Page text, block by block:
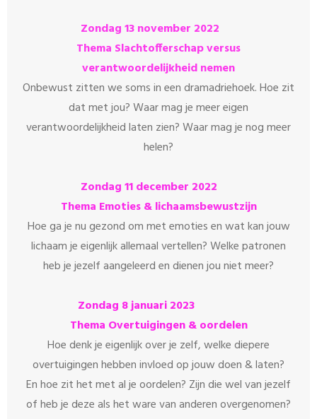
Zondag 13 november 2022
Thema Slachtofferschap versus
verantwoordelijkheid nemen
Onbewust zitten we soms in een dramadriehoek. Hoe zit
dat met jou? Waar mag je meer eigen
verantwoordelijkheid laten zien? Waar mag je nog meer
helen?
Zondag 11 december 2022
Thema Emoties & lichaamsbewustzijn
Hoe ga je nu gezond om met emoties en wat kan jouw
lichaam je eigenlijk allemaal vertellen? Welke patronen
heb je jezelf aangeleerd en dienen jou niet meer?
Zondag 8 januari 2023
Thema Overtuigingen & oordelen
Hoe denk je eigenlijk over je zelf, welke diepere
overtuigingen hebben invloed op jouw doen & laten?
En hoe zit het met al je oordelen? Zijn die wel van jezelf
of heb je deze als het ware van anderen overgenomen?